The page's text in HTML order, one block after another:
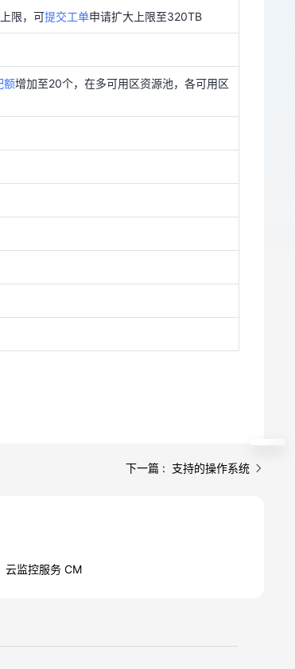
限，可提交工单申请扩大上限至320TB
额增加至20个，在多可用区资源池，各可用区
下一篇 : 支持的操作系统
云监控服务 CM